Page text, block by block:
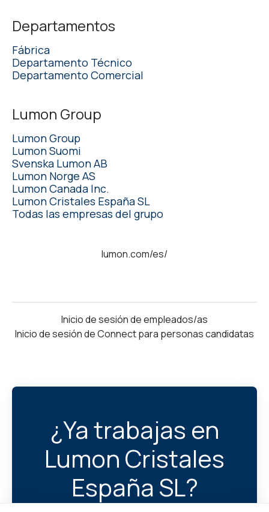
Departamentos
Fábrica
Departamento Técnico
Departamento Comercial
Lumon Group
Lumon Group
Lumon Suomi
Svenska Lumon AB
Lumon Norge AS
Lumon Canada Inc.
Lumon Cristales España SL
Todas las empresas del grupo
lumon.com/es/
Inicio de sesión de empleados/as
Inicio de sesión de Connect para personas candidatas
¿Ya trabajas en
Lumon Cristales
España SL?